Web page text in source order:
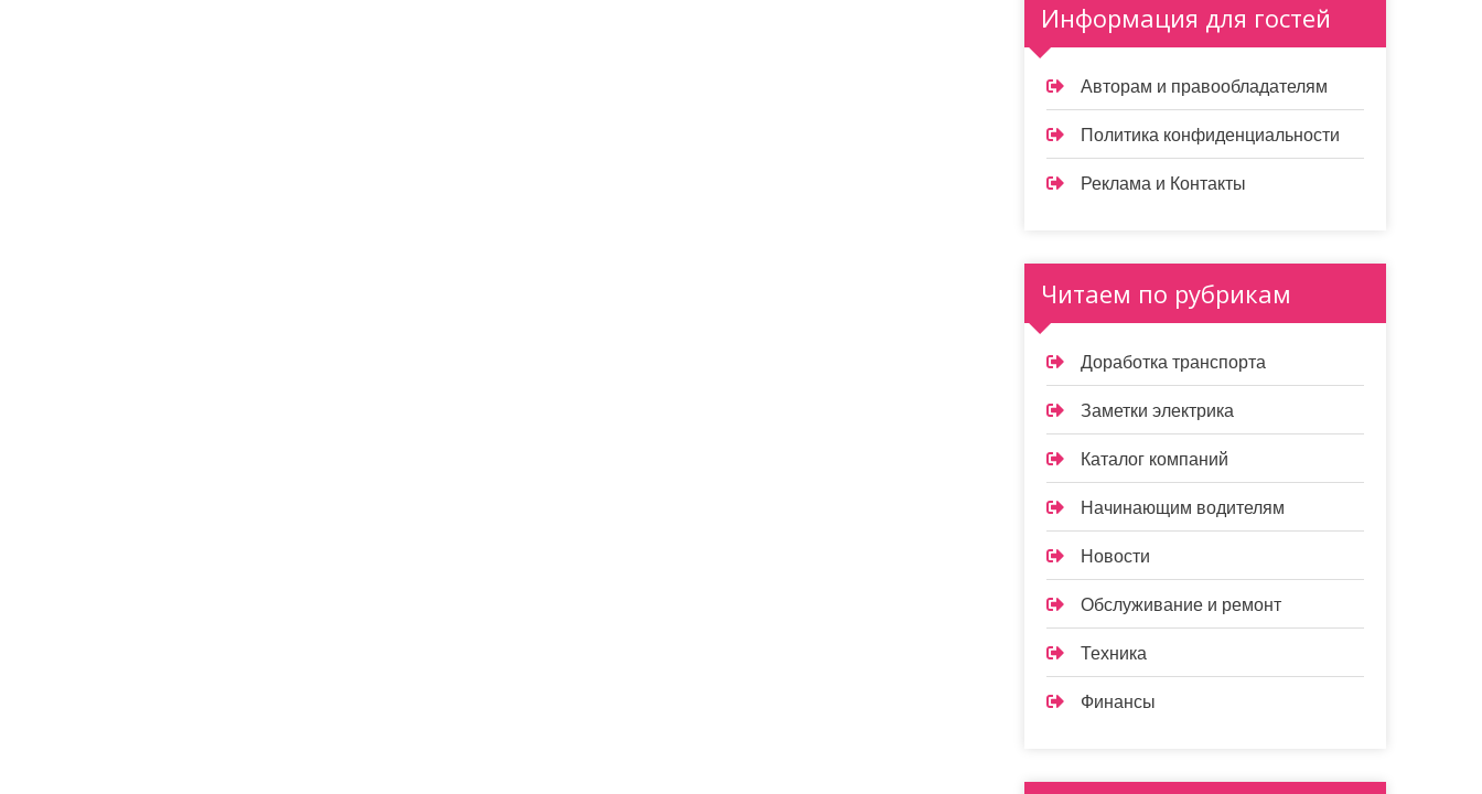
Информация для гостей
Авторам и правообладателям
Политика конфиденциальности
Реклама и Контакты
Читаем по рубрикам
Доработка транспорта
Заметки электрика
Каталог компаний
Начинающим водителям
Новости
Обслуживание и ремонт
Техника
Финансы